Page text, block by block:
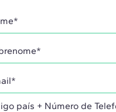
país + Número de